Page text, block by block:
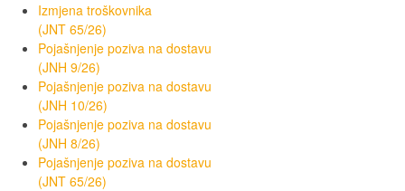
Izmjena troškovnika
(JNT 65/26)
Pojašnjenje poziva na dostavu
(JNH 9/26)
Pojašnjenje poziva na dostavu
(JNH 10/26)
Pojašnjenje poziva na dostavu
(JNH 8/26)
Pojašnjenje poziva na dostavu
(JNT 65/26)